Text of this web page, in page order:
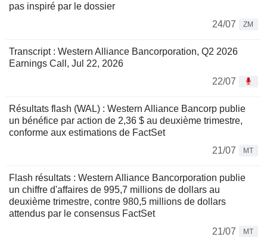
pas inspiré par le dossier
24/07
ZM
Transcript : Western Alliance Bancorporation, Q2 2026
Earnings Call, Jul 22, 2026
22/07
Résultats flash (WAL) : Western Alliance Bancorp publie
un bénéfice par action de 2,36 $ au deuxième trimestre,
conforme aux estimations de FactSet
21/07
MT
Flash résultats : Western Alliance Bancorporation publie
un chiffre d'affaires de 995,7 millions de dollars au
deuxième trimestre, contre 980,5 millions de dollars
attendus par le consensus FactSet
21/07
MT